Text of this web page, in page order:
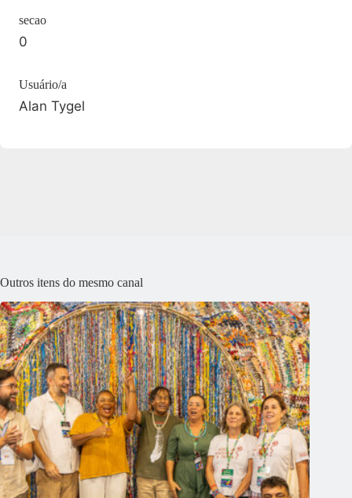
secao
0
Usuário/a
Alan Tygel
Outros itens do mesmo canal